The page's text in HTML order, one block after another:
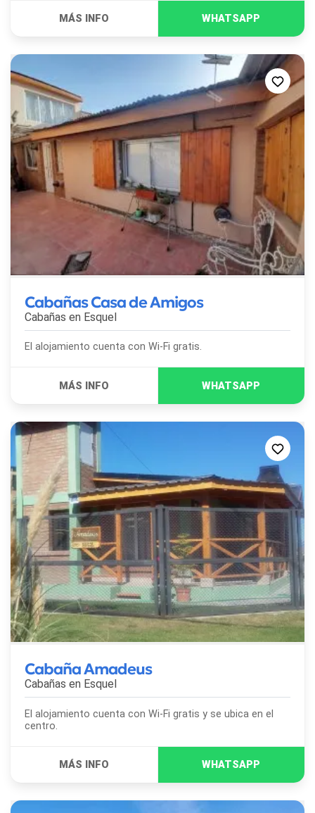
Cabañas Casa de Amigos
Cabañas en Esquel
El alojamiento cuenta con Wi-Fi gratis.
Cabaña Amadeus
Cabañas en Esquel
El alojamiento cuenta con Wi-Fi gratis y se ubica en el
centro.